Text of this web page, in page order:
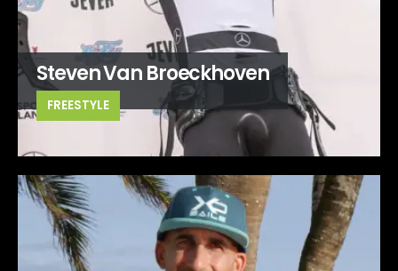
Steven Van Broeckhoven
FREESTYLE